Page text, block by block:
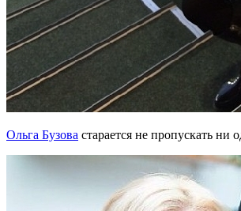
Ольга Бузова старается не пропускать